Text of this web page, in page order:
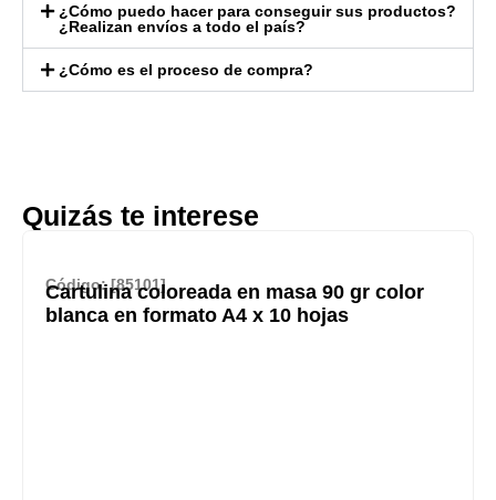
¿Cómo puedo hacer para conseguir sus productos?
¿Realizan envíos a todo el país?
¿Cómo es el proceso de compra?
Quizás te interese
Código: [85101]
Cartulina coloreada en masa 90 gr color
blanca en formato A4 x 10 hojas